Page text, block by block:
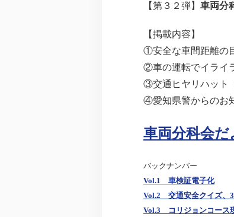
【第３２弾】 車両分
【掲載内容】
①安全な車間距離の
②車の運転でイライ
③交通ヒヤリハット
④愛知県警からのお
車両分科会
バックナンバー
Vol.1 車検証電子化
Vol.2 交通安全クイズ、3
Vol.3 コリジョンコース